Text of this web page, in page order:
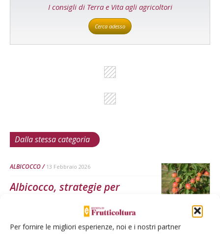
Per fornire le migliori esperienze, noi e i nostri partner
I consigli di Terra e Vita agli agricoltori
Cerca adesso
Dalla stessa categoria
ALBICOCCO 13 Febbraio 2026
Albicocco, strategie per
Per far fronte alla contrazione delle superfici ed evitare la crisi del